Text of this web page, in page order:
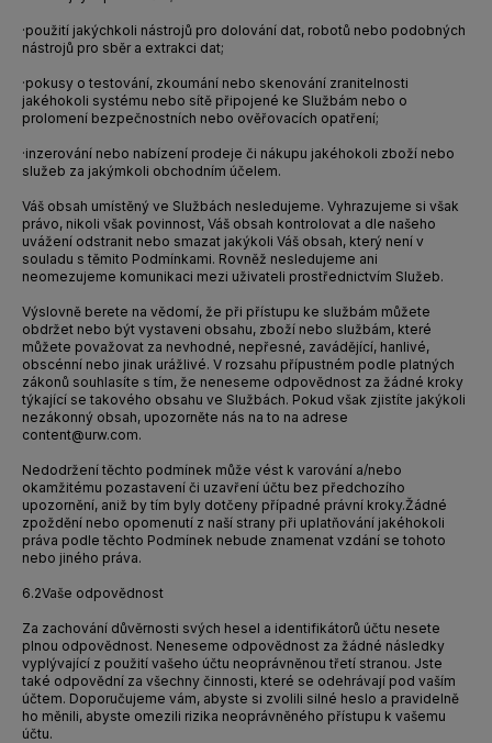
·použití jakýchkoli nástrojů pro dolování dat, robotů nebo podobných
nástrojů pro sběr a extrakci dat;
·pokusy o testování, zkoumání nebo skenování zranitelnosti
jakéhokoli systému nebo sítě připojené ke Službám nebo o
prolomení bezpečnostních nebo ověřovacích opatření;
·inzerování nebo nabízení prodeje či nákupu jakéhokoli zboží nebo
služeb za jakýmkoli obchodním účelem.
Váš obsah umístěný ve Službách nesledujeme. Vyhrazujeme si však
právo, nikoli však povinnost, Váš obsah kontrolovat a dle našeho
uvážení odstranit nebo smazat jakýkoli Váš obsah, který není v
souladu s těmito Podmínkami. Rovněž nesledujeme ani
neomezujeme komunikaci mezi uživateli prostřednictvím Služeb.
Výslovně berete na vědomí, že při přístupu ke službám můžete
obdržet nebo být vystaveni obsahu, zboží nebo službám, které
můžete považovat za nevhodné, nepřesné, zavádějící, hanlivé,
obscénní nebo jinak urážlivé. V rozsahu přípustném podle platných
zákonů souhlasíte s tím, že neneseme odpovědnost za žádné kroky
týkající se takového obsahu ve Službách. Pokud však zjistíte jakýkoli
nezákonný obsah, upozorněte nás na to na adrese
content@urw.com.
Nedodržení těchto podmínek může vést k varování a/nebo
okamžitému pozastavení či uzavření účtu bez předchozího
upozornění, aniž by tím byly dotčeny případné právní kroky.Žádné
zpoždění nebo opomenutí z naší strany při uplatňování jakéhokoli
práva podle těchto Podmínek nebude znamenat vzdání se tohoto
nebo jiného práva.
6.2Vaše odpovědnost
Za zachování důvěrnosti svých hesel a identifikátorů účtu nesete
plnou odpovědnost. Neneseme odpovědnost za žádné následky
vyplývající z použití vašeho účtu neoprávněnou třetí stranou. Jste
také odpovědní za všechny činnosti, které se odehrávají pod vaším
účtem. Doporučujeme vám, abyste si zvolili silné heslo a pravidelně
ho měnili, abyste omezili rizika neoprávněného přístupu k vašemu
účtu.